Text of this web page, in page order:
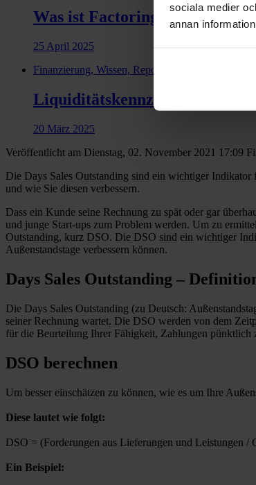
sociala medier
annan
Was ist Factoring? Definition
25 April 2025
Finanzierung, Wissen, Reports, Financial health
Liquiditätskennzahlen und
20 März 2025
Veröffentlicht am Dienstag, 02. November 2021 17:09
Die Days Sales Outstanding sind ein wichtiger
und wie Sie diesen verbessern.
Dass ein Kunde seine Rechnung zu spät oder gar
und junge Start-ups zum Problem werden. Um zu
Outstanding, kurz DSO. Die DSO sind ein wichtiger
Außenstandstage verbessern können.
Days Sales Outstanding –
Die Days Sales Outstanding (zu Deutsch:
seiner Rechnung wartet. Die DSO werden von dem
für die Beurteilung Ihrer Fähigkeit, Zahlungen pünktlich
DSO berechnen
Um besser einschätzen zu können, wie es um Ihre
Diese lautet wie folgt:
DSO = (Forderungen aus Lieferungen und Leistungen /
Ein Beispiel: